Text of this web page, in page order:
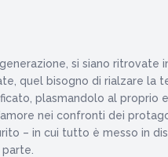
si siano ritrovate
quel bisogno di rialzare la
plasmandolo al proprio
nei confronti dei
– in cui tutto è messo in